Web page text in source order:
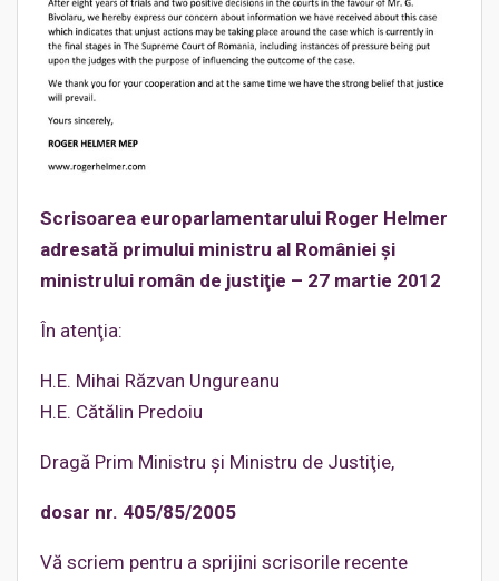
Scrisoarea europarlamentarului Roger Helmer
adresată primului ministru al României şi
ministrului român de justiţie – 27 martie 2012
În atenţia:
H.E. Mihai Răzvan Ungureanu
H.E. Cătălin Predoiu
Dragă Prim Ministru şi Ministru de Justiţie,
dosar nr. 405/85/2005
Vă scriem pentru a sprijini scrisorile recente